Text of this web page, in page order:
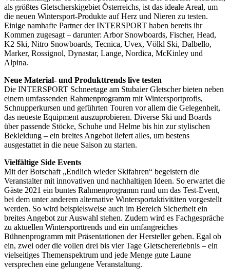
als größtes Gletscherskigebiet Österreichs, ist das ideale Areal, um
die neuen Wintersport-Produkte auf Herz und Nieren zu testen.
Einige namhafte Partner der INTERSPORT haben bereits ihr
Kommen zugesagt – darunter: Arbor Snowboards, Fischer, Head,
K2 Ski, Nitro Snowboards, Tecnica, Uvex, Völkl Ski, Dalbello,
Marker, Rossignol, Dynastar, Lange, Nordica, McKinley und
Alpina.
Neue Material- und Produkttrends live testen
Die INTERSPORT Schneetage am Stubaier Gletscher bieten neben
einem umfassenden Rahmenprogramm mit Wintersportprofis,
Schnupperkursen und geführten Touren vor allem die Gelegenheit,
das neueste Equipment auszuprobieren. Diverse Ski und Boards
über passende Stöcke, Schuhe und Helme bis hin zur stylischen
Bekleidung – ein breites Angebot liefert alles, um bestens
ausgestattet in die neue Saison zu starten.
Vielfältige Side Events
Mit der Botschaft „Endlich wieder Skifahren“ begeistern die
Veranstalter mit innovativen und nachhaltigen Ideen. So erwartet die
Gäste 2021 ein buntes Rahmenprogramm rund um das Test-Event,
bei dem unter anderem alternative Wintersportaktivitäten vorgestellt
werden. So wird beispielsweise auch im Bereich Sicherheit ein
breites Angebot zur Auswahl stehen. Zudem wird es Fachgespräche
zu aktuellen Wintersporttrends und ein umfangreiches
Bühnenprogramm mit Präsentationen der Hersteller geben. Egal ob
ein, zwei oder die vollen drei bis vier Tage Gletschererlebnis – ein
vielseitiges Themenspektrum und jede Menge gute Laune
versprechen eine gelungene Veranstaltung.